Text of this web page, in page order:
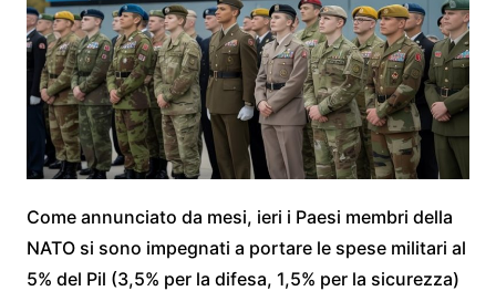
Come annunciato da mesi, ieri i Paesi membri della
NATO si sono impegnati a portare le spese militari al
5% del Pil (3,5% per la difesa, 1,5% per la sicurezza)